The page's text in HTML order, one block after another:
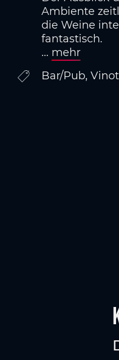
Ambiente
die Weine
fantastisch.
... mehr
Bar/Pub,